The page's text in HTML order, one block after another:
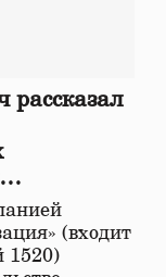
рассказал
моста
(входит
1520)